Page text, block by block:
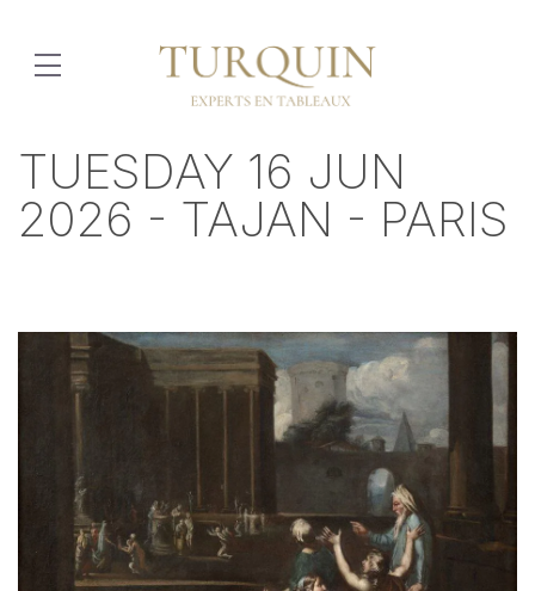
TUESDAY 16 JUN
2026 - TAJAN - PARIS